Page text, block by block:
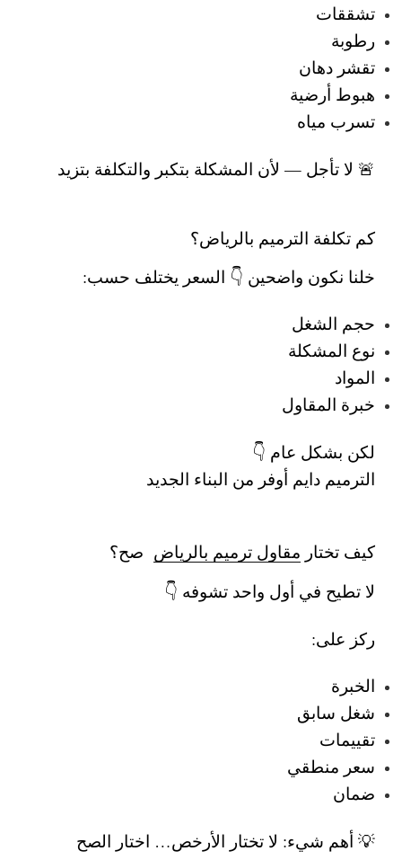
تشققات
رطوبة
تقشر دهان
هبوط أرضية
تسرب مياه
🚨 لا تأجل — لأن المشكلة بتكبر والتكلفة بتزيد
كم تكلفة الترميم بالرياض؟
خلنا نكون واضحين 👇 السعر يختلف حسب:
حجم الشغل
نوع المشكلة
المواد
خبرة المقاول
لكن بشكل عام 👇
الترميم دايم أوفر من البناء الجديد
كيف تختار مقاول ترميم بالرياض صح؟
لا تطيح في أول واحد تشوفه 👇
ركز على:
الخبرة
شغل سابق
تقييمات
سعر منطقي
ضمان
💡 أهم شيء: لا تختار الأرخص… اختار الصح